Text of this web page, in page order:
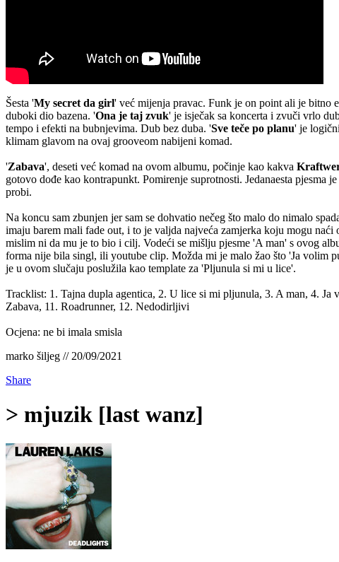
Šesta 'My secret da girl' već mijenja pravac. Funk je on point ali je bitno
duboki dio bazena. 'Ona je taj zvuk' je isječak sa koncerta i zvuči vrlo
tempo i efekti na bubnjevima. Dub bez duba. 'Sve teče po planu' je
klimam glavom na ovaj grooveom nabijeni komad.
'Zabava', deseti već komad na ovom albumu, počinje kao kakva
gotovo dođe kao kontrapunkt. Pomirenje suprotnosti. Jedanaesta pjesma
probi.
Na koncu sam zbunjen jer sam se dohvatio nečeg što malo do nimalo
imaju barem mali fade out, i to je valjda najveća zamjerka koju mogu
mislim ni da mu je to bio i cilj. Vodeći se mišlju pjesme 'A man' s ovog
forma nije bila singl, ili youtube clip. Možda mi je malo žao što 'Ja volim
je u ovom slučaju poslužila kao template za 'Pljunula si mi u lice'.
Tracklist: 1. Tajna dupla agentica, 2. U lice si mi pljunula, 3. A man, 4.
Zabava, 11. Roadrunner, 12. Nedodirljivi
Ocjena: ne bi imala smisla
marko šiljeg // 20/09/2021
Share
> mjuzik [last wanz]